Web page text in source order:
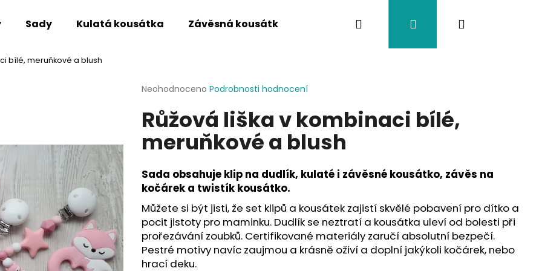
Sady Kulatá kousátka Závěsná kousátka Závěsy na kočárek Twistík kousátka
Hledat PřihlášeníNákupní
bílé, meruňkové a blush
Průměrné
produktu
je
hvězdiček.
Neohodnoceno Podrobnosti hodnocení
Růžová liška v kombinaci bílé,
meruňkové a blush
Sada obsahuje klip na dudlík, kulaté i závěsné kousátko, závěs na
kočárek a twistík kousátko.
Můžete si být jisti, že set klipů a kousátek zajistí skvělé pobavení pro dítko a
pocit jistoty pro maminku. Dudlík se neztratí a kousátka uleví od bolesti při
prořezávání zoubků. Certifikované materiály zaručí absolutní bezpečí.
Pestré motivy navíc zaujmou a krásně oživí a doplní jakýkoli kočárek, nebo
hrací deku.
Co potřebujete najít?
HLEDAT
Doporučujeme